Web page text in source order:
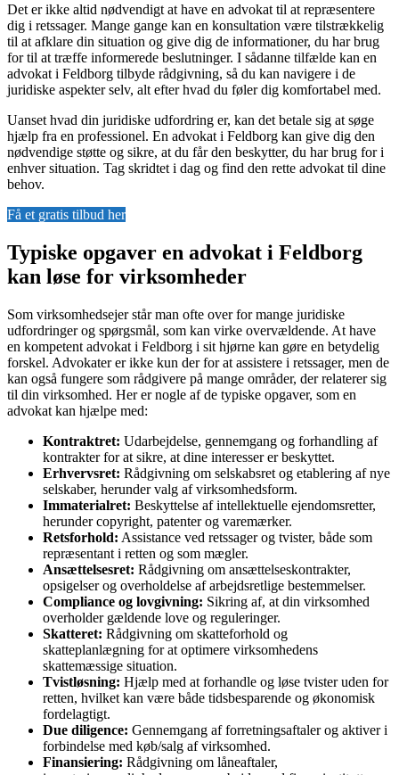
Det er ikke altid nødvendigt at have en advokat til at repræsentere
dig i retssager. Mange gange kan en konsultation være tilstrækkelig
til at afklare din situation og give dig de informationer, du har brug
for til at træffe informerede beslutninger. I sådanne tilfælde kan en
advokat i Feldborg tilbyde rådgivning, så du kan navigere i de
juridiske aspekter selv, alt efter hvad du føler dig komfortabel med.
Uanset hvad din juridiske udfordring er, kan det betale sig at søge
hjælp fra en professionel. En advokat i Feldborg kan give dig den
nødvendige støtte og sikre, at du får den beskytter, du har brug for i
enhver situation. Tag skridtet i dag og find den rette advokat til dine
behov.
Få et gratis tilbud her
Typiske opgaver en advokat i Feldborg
kan løse for virksomheder
Som virksomhedsejer står man ofte over for mange juridiske
udfordringer og spørgsmål, som kan virke overvældende. At have
en kompetent advokat i Feldborg i sit hjørne kan gøre en betydelig
forskel. Advokater er ikke kun der for at assistere i retssager, men de
kan også fungere som rådgivere på mange områder, der relaterer sig
til din virksomhed. Her er nogle af de typiske opgaver, som en
advokat kan hjælpe med:
Kontraktret: Udarbejdelse, gennemgang og forhandling af
kontrakter for at sikre, at dine interesser er beskyttet.
Erhvervsret: Rådgivning om selskabsret og etablering af nye
selskaber, herunder valg af virksomhedsform.
Immaterialret: Beskyttelse af intellektuelle ejendomsretter,
herunder copyright, patenter og varemærker.
Retsforhold: Assistance ved retssager og tvister, både som
repræsentant i retten og som mægler.
Ansættelsesret: Rådgivning om ansættelseskontrakter,
opsigelser og overholdelse af arbejdsretlige bestemmelser.
Compliance og lovgivning: Sikring af, at din virksomhed
overholder gældende love og reguleringer.
Skatteret: Rådgivning om skatteforhold og
skatteplanlægning for at optimere virksomhedens
skattemæssige situation.
Tvistløsning: Hjælp med at forhandle og løse tvister uden for
retten, hvilket kan være både tidsbesparende og økonomisk
fordelagtigt.
Due diligence: Gennemgang af forretningsaftaler og aktiver i
forbindelse med køb/salg af virksomhed.
Finansiering: Rådgivning om låneaftaler,